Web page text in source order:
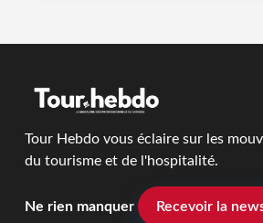
Tour Hebdo vous éclaire sur les
du tourisme et de l'hospitalité.
Ne rien manquer Recevoir la